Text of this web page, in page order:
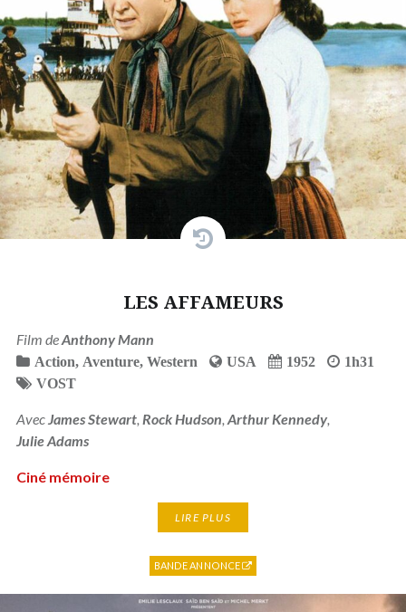
LES AFFAMEURS
Film deAnthony Mann
Action, Aventure, Western USA 1952
1h31
VOST
AvecJames Stewart, Rock Hudson, Arthur Kennedy,
Julie Adams
Ciné mémoire
LIRE PLUS
BANDE ANNONCE